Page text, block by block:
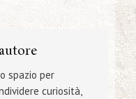
spazio per
curiosità,